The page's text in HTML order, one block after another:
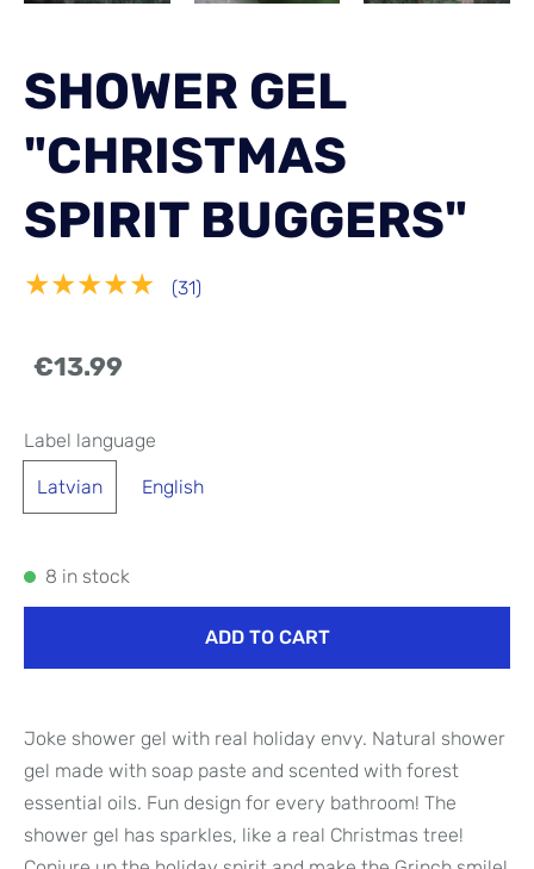
SHOWER GEL
"CHRISTMAS
SPIRIT BUGGERS"
★★★★★ (31)
€13.99
Label language
Latvian English
8 in stock
ADD TO CART
Joke shower gel with real holiday envy. Natural shower
gel made with soap paste and scented with forest
essential oils. Fun design for every bathroom! The
shower gel has sparkles, like a real Christmas tree!